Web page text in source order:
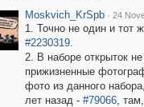
Moskvich_KrSpb · 24
1. Точно не один и тот
#2230319.
2. В наборе открыток
прижизненные
фото из данного
лет назад - #79066,